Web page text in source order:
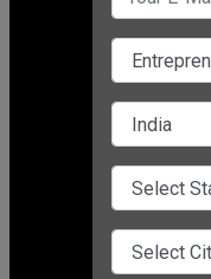
उद्योगिनी योजना
उद्योगिनी योजना
CHANGE LANGUAGE